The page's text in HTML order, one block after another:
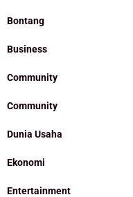
Bontang
Business
Community
Community
Dunia Usaha
Ekonomi
Entertainment